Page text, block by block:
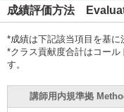
成績評価方法
*成績は下記該当項目を基に
*クラス貢献度合計はコー
す。
講師用内規準拠